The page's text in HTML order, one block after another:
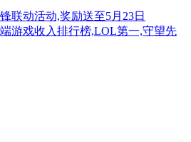
联动活动,奖励送至5月23日
游戏收入排行榜,LOL第一,守望先